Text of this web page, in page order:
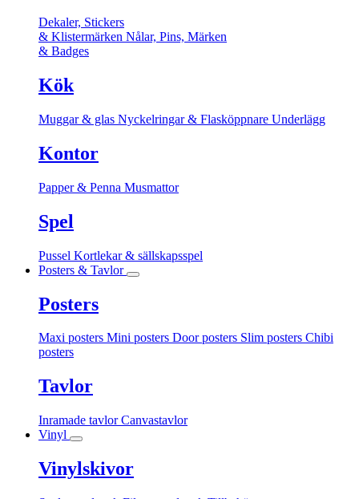
Dekaler, Stickers
& Klistermärken Nålar, Pins, Märken
& Badges
Kök
Muggar & glas Nyckelringar & Flasköppnare Underlägg
Kontor
Papper & Penna Musmattor
Spel
Pussel Kortlekar & sällskapsspel
Posters & Tavlor
Posters
Maxi posters Mini posters Door posters Slim posters Chibi
posters
Tavlor
Inramade tavlorCanvastavlor
Vinyl
Vinylskivor